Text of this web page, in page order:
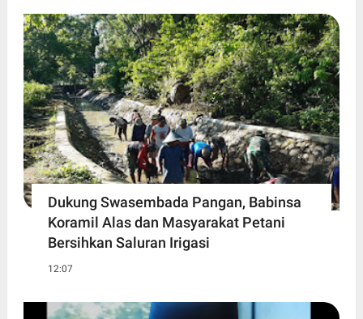
Dukung Swasembada Pangan, Babinsa
Koramil Alas dan Masyarakat Petani
Bersihkan Saluran Irigasi
12:07